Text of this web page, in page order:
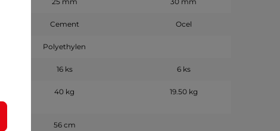
Cement Ocel
Polyethylen
16 ks 6 ks
40 kg 19.50 kg
56 cm